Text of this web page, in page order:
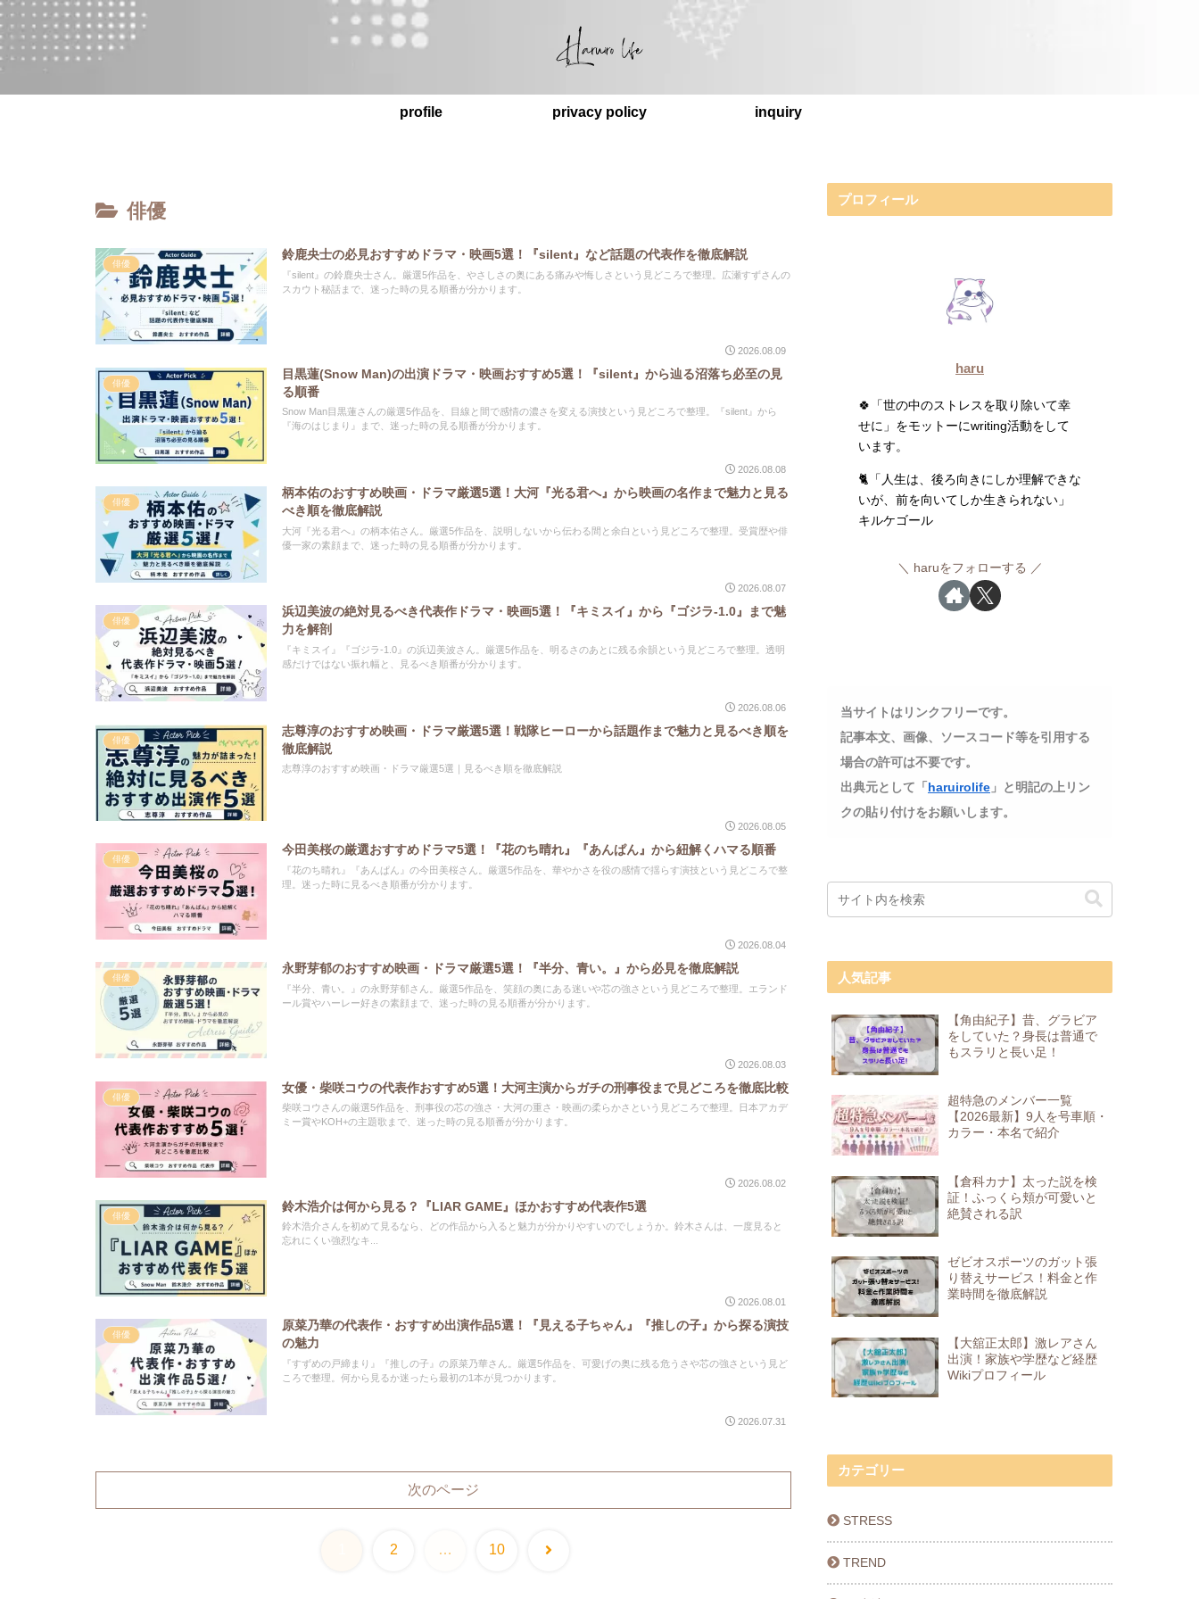
profile privacy policy inquiry
俳優
俳優
鈴鹿央士の必見おすすめドラマ・映画5選！『silent』など話題の代表作を徹底解説
『silent』の鈴鹿央士さん。厳選5作品を、やさしさの奥にある痛みや悔しさという見どころで整理。広瀬すずさんの
スカウト秘話まで、迷った時の見る順番が分かります。
2026.08.09
俳優
目黒蓮(Snow Man)の出演ドラマ・映画おすすめ5選！『silent』から辿る沼落ち必至の見
る順番
Snow Man目黒蓮さんの厳選5作品を、目線と間で感情の濃さを変える演技という見どころで整理。『silent』から
『海のはじまり』まで、迷った時の見る順番が分かります。
2026.08.08
俳優
柄本佑のおすすめ映画・ドラマ厳選5選！大河『光る君へ』から映画の名作まで魅力と見る
べき順を徹底解説
大河『光る君へ』の柄本佑さん。厳選5作品を、説明しないから伝わる間と余白という見どころで整理。受賞歴や俳
優一家の素顔まで、迷った時の見る順番が分かります。
2026.08.07
俳優
浜辺美波の絶対見るべき代表作ドラマ・映画5選！『キミスイ』から『ゴジラ-1.0』まで魅
力を解剖
『キミスイ』『ゴジラ-1.0』の浜辺美波さん。厳選5作品を、明るさのあとに残る余韻という見どころで整理。透明
感だけではない振れ幅と、見るべき順番が分かります。
2026.08.06
俳優
志尊淳のおすすめ映画・ドラマ厳選5選！戦隊ヒーローから話題作まで魅力と見るべき順を
徹底解説
志尊淳のおすすめ映画・ドラマ厳選5選｜見るべき順を徹底解説
2026.08.05
俳優
今田美桜の厳選おすすめドラマ5選！『花のち晴れ』『あんぱん』から紐解くハマる順番
『花のち晴れ』『あんぱん』の今田美桜さん。厳選5作品を、華やかさを役の感情で揺らす演技という見どころで整
理。迷った時に見るべき順番が分かります。
2026.08.04
俳優
永野芽郁のおすすめ映画・ドラマ厳選5選！『半分、青い。』から必見を徹底解説
『半分、青い。』の永野芽郁さん。厳選5作品を、笑顔の奥にある迷いや芯の強さという見どころで整理。エランド
ール賞やハーレー好きの素顔まで、迷った時の見る順番が分かります。
2026.08.03
俳優
女優・柴咲コウの代表作おすすめ5選！大河主演からガチの刑事役まで見どころを徹底比較
柴咲コウさんの厳選5作品を、刑事役の芯の強さ・大河の重さ・映画の柔らかさという見どころで整理。日本アカデ
ミー賞やKOH+の主題歌まで、迷った時の見る順番が分かります。
2026.08.02
俳優
鈴木浩介は何から見る？『LIAR GAME』ほかおすすめ代表作5選
鈴木浩介さんを初めて見るなら、どの作品から入ると魅力が分かりやすいのでしょうか。鈴木さんは、一度見ると
忘れにくい強烈なキ...
2026.08.01
俳優
原菜乃華の代表作・おすすめ出演作品5選！『見える子ちゃん』『推しの子』から探る演技
の魅力
『すずめの戸締まり』『推しの子』の原菜乃華さん。厳選5作品を、可愛げの奥に残る危うさや芯の強さという見ど
ころで整理。何から見るか迷ったら最初の1本が見つかります。
2026.07.31
次のページ
2 … 10 次
プロフィール
haru
🍀「世の中のストレスを取り除いて幸
せに」をモットーにwriting活動をして
います。
🐈「人生は、後ろ向きにしか理解できな
いが、前を向いてしか生きられない」
キルケゴール
haruをフォローする
当サイトはリンクフリーです。
記事本文、画像、ソースコード等を引用する
場合の許可は不要です。
出典元として「 haruirolife 」と明記の上リン
クの貼り付けをお願いします。
人気記事
【角由紀子】昔、グラビア
をしていた？身長は普通で
もスラリと長い足！
超特急のメンバー一覧
【2026最新】9人を号車順・
カラー・本名で紹介
【倉科カナ】太った説を検
証！ふっくら頬が可愛いと
絶賛される訳
ゼビオスポーツのガット張
り替えサービス！料金と作
業時間を徹底解説
【大舘正太郎】激レアさん
出演！家族や学歴など経歴
Wikiプロフィール
カテゴリー
STRESS
TREND